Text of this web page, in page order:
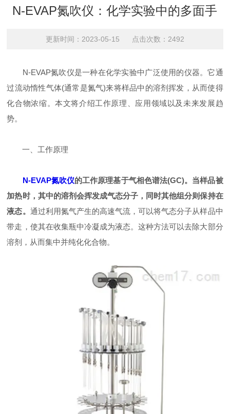
N-EVAP氮吹仪：化学实验中的多面手
更新时间：2023-05-15 点击次数：2492
N-EVAP氮吹仪是一种在化学实验中广泛使用的仪器。它通
过流动惰性气体(通常是氮气)来将样品中的溶剂挥发，从而使得
化合物浓缩。本文将介绍工作原理、应用领域以及未来发展趋
势。
一、工作原理
N-EVAP氮吹仪的工作原理基于气相色谱法(GC)。当样品被
加热时，其中的溶剂会挥发成气态分子，同时其他组分则保持在
液态。 通过利用氮气产生的高速气流，可以将气态分子从样品中
带走，使其在收集瓶中冷凝成为液态。这种方法可以去除大部分
溶剂，从而集中并纯化化合物。